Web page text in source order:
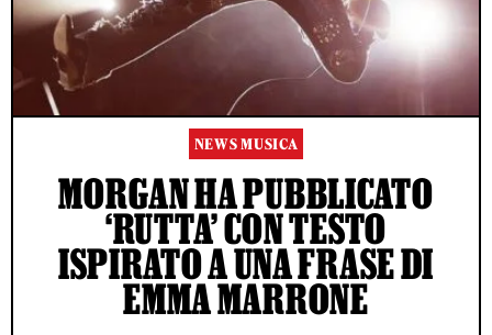
NEWS MUSICA
MORGAN HA PUBBLICATO
‘RUTTA’ CON TESTO
ISPIRATO A UNA FRASE DI
EMMA MARRONE